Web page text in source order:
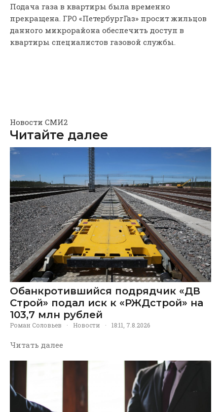
Подача газа в квартиры была временно
прекращена. ГРО «ПетербургГаз» просит жильцов
данного микрорайона обеспечить доступ в
квартиры специалистов газовой службы.
Новости СМИ2
Читайте далее
Обанкротившийся подрядчик «ДВ
Строй» подал иск к «РЖДстрой» на
103,7 млн рублей
Роман Соловьев · Новости · 18:11, 7.8.2026
Читать далее